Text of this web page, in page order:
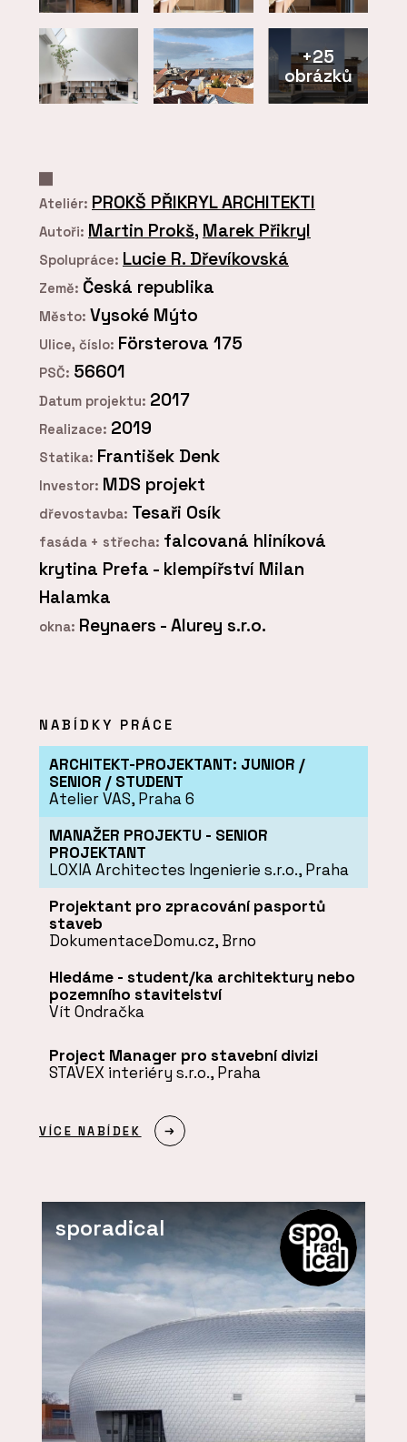
+25
obrázků
Ateliér: PROKŠ PŘIKRYL ARCHITEKTI
Autoři: Martin Prokš, Marek Přikryl
Spolupráce: Lucie R. Dřevíkovská
Země: Česká republika
Město: Vysoké Mýto
Ulice, číslo: Försterova 175
PSČ: 56601
Datum projektu: 2017
Realizace: 2019
Statika: František Denk
Investor: MDS projekt
dřevostavba: Tesaři Osík
fasáda + střecha: falcovaná hliníková
krytina Prefa - klempířství Milan
Halamka
okna: Reynaers - Alurey s.r.o.
NABÍDKY PRÁCE
ARCHITEKT-PROJEKTANT: JUNIOR /
SENIOR / STUDENT
Atelier VAS, Praha 6
MANAŽER PROJEKTU - SENIOR
PROJEKTANT
LOXIA Architectes Ingenierie s.r.o., Praha
Projektant pro zpracování pasportů
staveb
DokumentaceDomu.cz, Brno
Hledáme - student/ka architektury nebo
pozemního stavitelství
Vít Ondračka
Project Manager pro stavební divizi
STAVEX interiéry s.r.o., Praha
VÍCE NABÍDEK
sporadical